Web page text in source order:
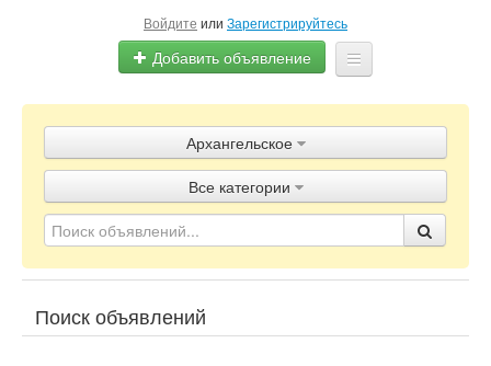
Войдите или Зарегистрируйтесь
Добавить объявление
Объявления
Блог
Архангельское
Все категории
Поиск объявлений